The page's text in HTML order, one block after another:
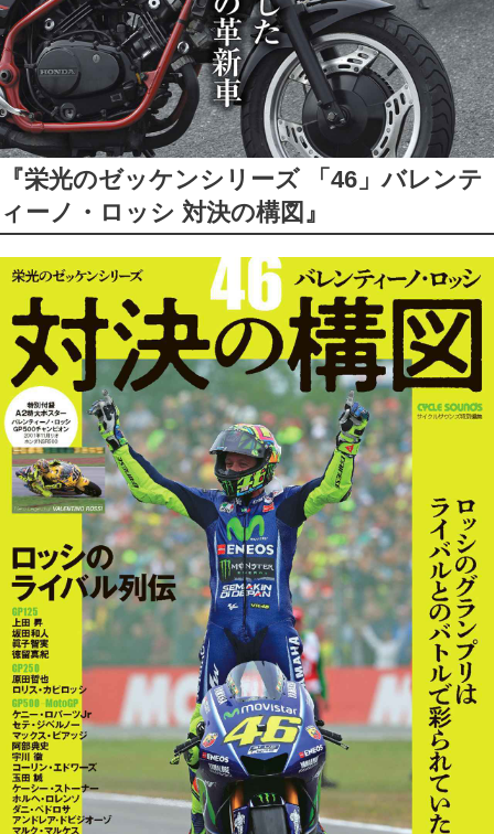
『栄光のゼッケンシリーズ 「46」バレンテ
ィーノ・ロッシ 対決の構図』